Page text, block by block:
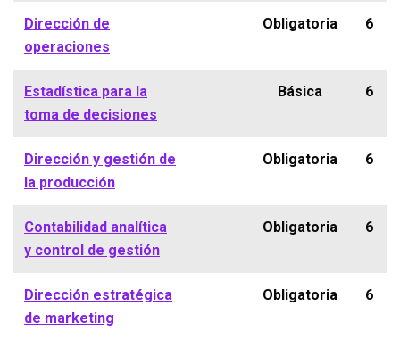
Dirección de
operaciones
Obligatoria 6
Estadística para la
toma de decisiones
Básica 6
Dirección y gestión de
la producción
Obligatoria 6
Contabilidad analítica
y control de gestión
Obligatoria 6
Dirección estratégica
de marketing
Obligatoria 6